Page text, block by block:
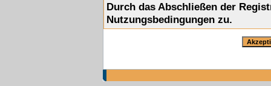
Durch das Abschließen der
Nutzungsbedingungen zu.